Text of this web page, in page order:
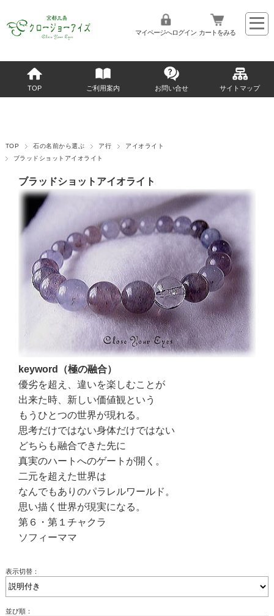
マイページへログイン カートをみる
TOP ご利用案内 お問い合せ サイトマップ
TOP 石の名前から選ぶ ア行
アイオライト
ブラッドショットアイオライト
ブラッドショットアイオライト
keyword（極の融合）
優劣を超え、違いを楽しむことが
出来た時、新しい価値観という
もうひとつの世界が現れる。
思考だけではない身体だけではない
どちらも融合できた先に
真実のハートへのゲートが開く。
二元を超えた世界は
なんでもありのパラレルワールド。
思い描く世界が現実になる。
第６・第１チャクラ
ソフィーママ
表示切替：
並び順：